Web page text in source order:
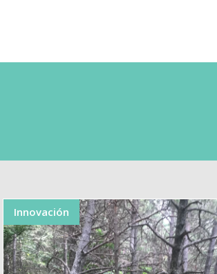
Innovación